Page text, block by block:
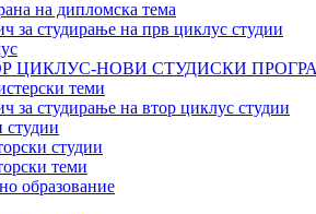
на дипломска тема
за студирање на прв циклус студии
ЦИКЛУС-НОВИ СТУДИСКИ
теми
за студирање на втор циклус студии
студии
студии
теми
образование